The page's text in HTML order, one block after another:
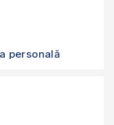
personală